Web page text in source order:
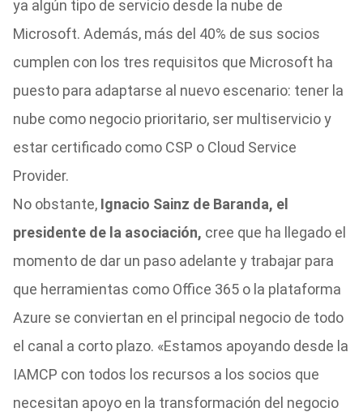
ya algún tipo de servicio desde la nube de
Microsoft. Además, más del 40% de sus socios
cumplen con los tres requisitos que Microsoft ha
puesto para adaptarse al nuevo escenario: tener la
nube como negocio prioritario, ser multiservicio y
estar certificado como CSP o Cloud Service
Provider.
No obstante, Ignacio Sainz de Baranda, el
presidente de la asociación, cree que ha llegado el
momento de dar un paso adelante y trabajar para
que herramientas como Office 365 o la plataforma
Azure se conviertan en el principal negocio de todo
el canal a corto plazo. «Estamos apoyando desde la
IAMCP con todos los recursos a los socios que
necesitan apoyo en la transformación del negocio